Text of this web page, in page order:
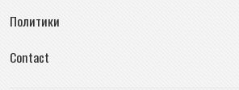
Политики
Contact